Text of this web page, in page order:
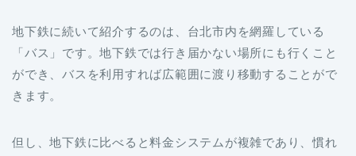
地下鉄に続いて紹介するのは、台北市内を網羅している
「バス」です。地下鉄では行き届かない場所にも行くこと
ができ、バスを利用すれば広範囲に渡り移動することがで
きます。
但し、地下鉄に比べると料金システムが複雑であり、慣れ